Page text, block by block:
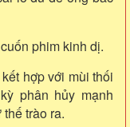
phim kinh dị.
hợp với mùi thối
phân hủy mạnh
trào ra.